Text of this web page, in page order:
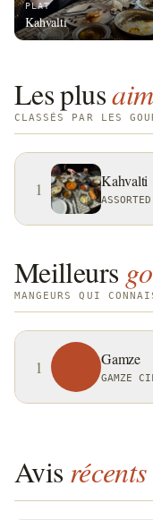
PLAT
Kahvaltı
Les plus
CLASSÉS PAR LES
1 Kahvalti
Meilleurs
MANGEURS QUI
1 Gamze
GAMZE
Avis récents